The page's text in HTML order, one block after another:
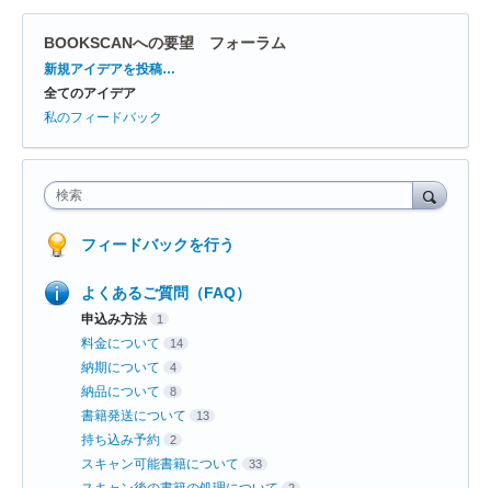
BOOKSCANへの要望 フォーラム
カ
テ
ゴ
新規アイデアを投稿…
全てのアイデア
私のフィードバック
検索
フィードバックを行う
よくあるご質問（FAQ）
申込み方法 1
料金について 14
納期について 4
納品について 8
書籍発送について 13
持ち込み予約 2
スキャン可能書籍について 33